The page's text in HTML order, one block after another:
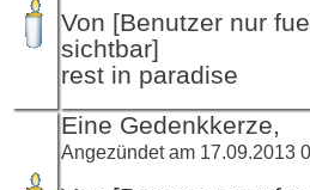
Von [Benutzer nur
sichtbar]
rest in paradise
Eine Gedenkkerze,
Angezündet am 17.09.2013